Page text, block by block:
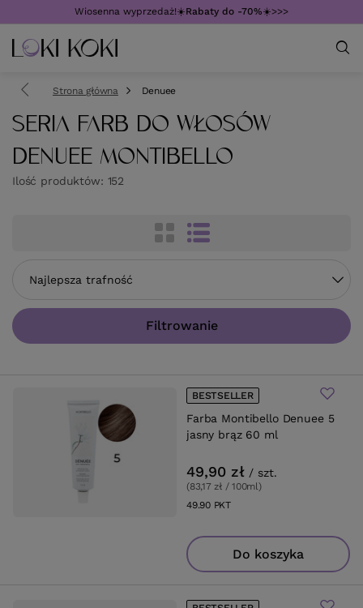
Wiosenna wyprzedaż!☀️Rabaty do -70%☀️>>>
Strona główna Denuee
SERIA FARB DO WŁOSÓW
DENUEE MONTIBELLO
Ilość produktów: 152
Zmień sortowanie
Najlepsza trafność
Filtrowanie
Farba Montibello Denuee 5
jasny brąz 60 ml
BESTSELLER
49,90 zł / szt.
(83,17 zł / 100ml)
49.90PKTpunktów
Do koszyka